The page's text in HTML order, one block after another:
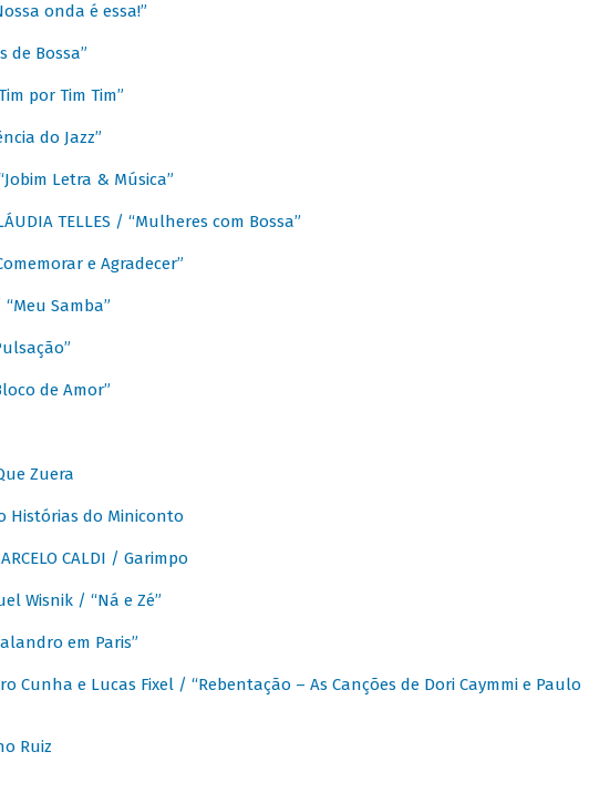
onda é essa!”
de Bossa”
por Tim Tim”
do Jazz”
Letra & Música”
TELLES / “Mulheres com Bossa”
e Agradecer”
“Meu Samba”
de Amor”
Zuera
Histórias do Miniconto
CALDI / Garimpo
Wisnik / “Ná e Zé”
em Paris”
Cunha e Lucas Fixel / “Rebentação – As Canções de Dori Caymmi e Paulo
Ruiz